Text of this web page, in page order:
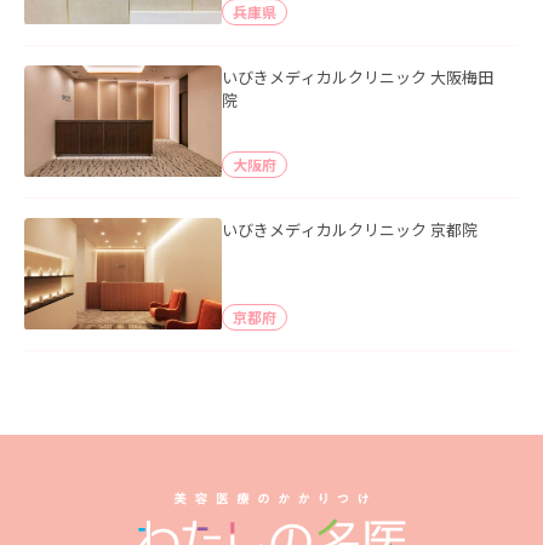
兵庫県
いびきメディカルクリニック 大阪梅田
院
大阪府
いびきメディカルクリニック 京都院
京都府